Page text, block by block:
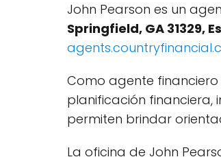
John Pearson es un
Springfield, GA 31329,
Como agente financiero
planificación financiera,
permiten brindar
La oficina de John